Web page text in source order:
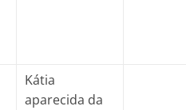
Kátia
aparecida da